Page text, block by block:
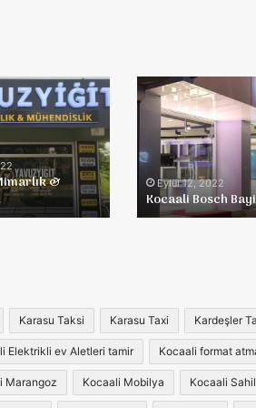
&
Kocaali
Bosch
Eylül 12, 2022
Kocaali Bosch
Karasu Taksi Karasu Taxi Kardeşler
Elektrikli ev Aletleri tamir Kocaali format
Marangoz Kocaali Mobilya Kocaali